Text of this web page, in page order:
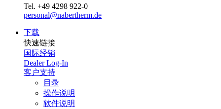
Tel. +49 4298 922-0
personal@nabertherm.de
下载
快速链接
国际经销
Dealer Log-In
客户支持
目录
操作说明
软件说明